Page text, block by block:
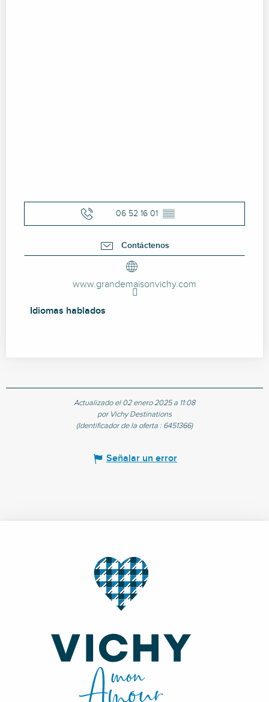
06 52 16 01 ▒▒
Contáctenos
www.grandemaisonvichy.com
Idiomas hablados
Idiomas hablados
Actualizado el 02 enero 2025 a 11:08
por Vichy Destinations
(Identificador de la oferta : 6451366)
Señalar un error